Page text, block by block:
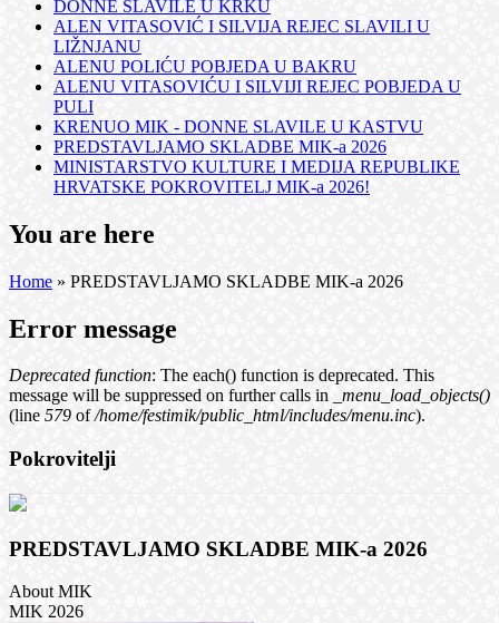
DONNE SLAVILE U KRKU
ALEN VITASOVIĆ I SILVIJA REJEC SLAVILI U
LIŽNJANU
ALENU POLIĆU POBJEDA U BAKRU
ALENU VITASOVIĆU I SILVIJI REJEC POBJEDA U
PULI
KRENUO MIK - DONNE SLAVILE U KASTVU
PREDSTAVLJAMO SKLADBE MIK-a 2026
MINISTARSTVO KULTURE I MEDIJA REPUBLIKE
HRVATSKE POKROVITELJ MIK-a 2026!
You are here
Home » PREDSTAVLJAMO SKLADBE MIK-a 2026
Error message
Deprecated function: The each() function is deprecated. This
message will be suppressed on further calls in
_menu_load_objects()
(line 579 of/home/festimik/public_html/includes/menu.inc).
Pokrovitelji
PREDSTAVLJAMO SKLADBE MIK-a 2026
About MIK
MIK 2026